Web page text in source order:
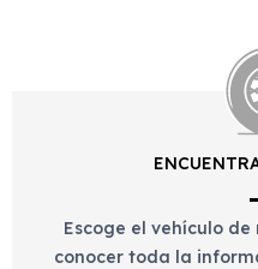
Escoge el vehículo
conocer toda la